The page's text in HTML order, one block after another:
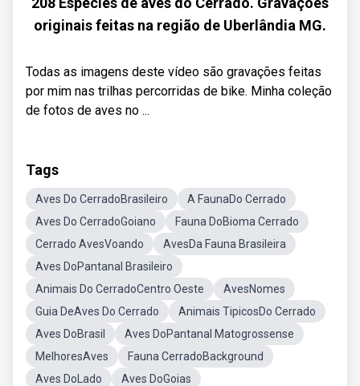
originais feitas na região de Uberlândia MG.
Todas as imagens deste vídeo são gravações feitas
por mim nas trilhas percorridas de bike. Minha coleção
de fotos de aves no ...
Tags
Aves Do CerradoBrasileiro
A FaunaDo Cerrado
Aves Do CerradoGoiano
Fauna DoBioma Cerrado
Cerrado AvesVoando
AvesDa Fauna Brasileira
Aves DoPantanal Brasileiro
Animais Do CerradoCentro Oeste
AvesNomes
Guia DeAves Do Cerrado
Animais TipicosDo Cerrado
Aves DoBrasil
Aves DoPantanal Matogrossense
MelhoresAves
Fauna CerradoBackground
Aves DoLado
Aves DoGoias